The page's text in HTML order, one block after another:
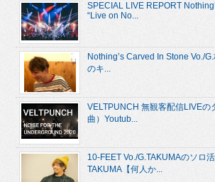
SPECIAL LIVE REPORT
“Live on No...
Nothing’s Carved In Stone Vo./
のキ...
VELTPUNCH 無観客配信LIVEの
曲）Youtub...
10-FEET Vo./G.TAKUMAのソロ
TAKUMA【何人か...